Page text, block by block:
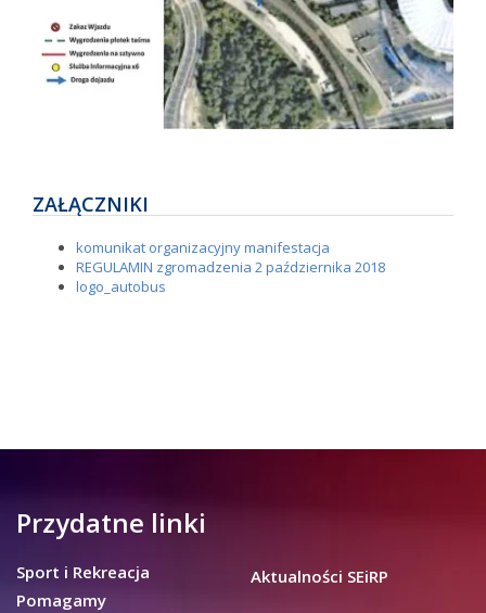
ZAŁĄCZNIKI
komunikat organizacyjny manifestacja
REGULAMIN zgromadzenia 2 października 2018
logo_autobus
Przydatne linki
Sport i Rekreacja
Pomagamy
Aktualności SEiRP